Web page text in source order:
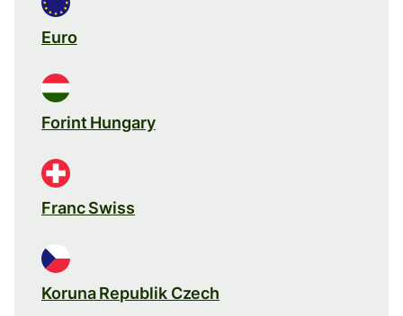
Euro
Forint Hungary
Franc Swiss
Koruna Republik Czech